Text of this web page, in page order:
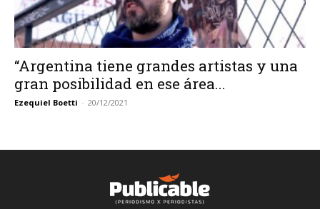
“Argentina tiene grandes artistas y una
gran posibilidad en ese área...
Ezequiel Boetti - 20/12/2021